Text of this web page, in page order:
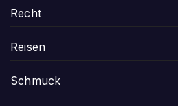
Recht
Reisen
Schmuck